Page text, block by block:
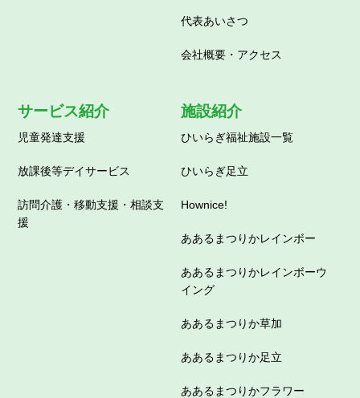
代表あいさつ
会社概要・アクセス
サービス紹介
児童発達支援
放課後等デイサービス
訪問介護・移動支援・相談支
援
施設紹介
ひいらぎ福祉施設一覧
ひいらぎ足立
Hownice!
ああるまつりかレインボー
ああるまつりかレインボーウ
イング
ああるまつりか草加
ああるまつりか足立
ああるまつりかフラワー